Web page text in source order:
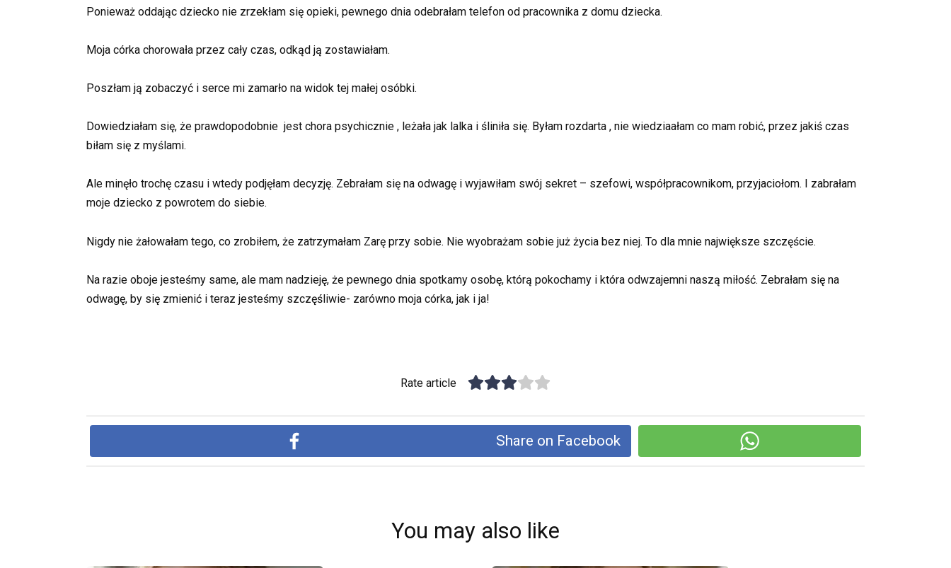
Ponieważ oddając dziecko nie zrzekłam się opieki, pewnego dnia odebrałam telefon od pracownika z domu dziecka.
Moja córka chorowała przez cały czas, odkąd ją zostawiałam.
Poszłam ją zobaczyć i serce mi zamarło na widok tej małej osóbki.
Dowiedziałam się, że prawdopodobnie jest chora psychicznie , leżała jak lalka i śliniła się. Byłam rozdarta , nie wiedziaałam co mam robić, przez jakiś czas
biłam się z myślami.
Ale minęło trochę czasu i wtedy podjęłam decyzję. Zebrałam się na odwagę i wyjawiłam swój sekret – szefowi, współpracownikom, przyjaciołom. I zabrałam
moje dziecko z powrotem do siebie.
Nigdy nie żałowałam tego, co zrobiłem, że zatrzymałam Zarę przy sobie. Nie wyobrażam sobie już życia bez niej. To dla mnie największe szczęście.
Na razie oboje jesteśmy same, ale mam nadzieję, że pewnego dnia spotkamy osobę, którą pokochamy i która odwzajemni naszą miłość. Zebrałam się na
odwagę, by się zmienić i teraz jesteśmy szczęśliwie- zarówno moja córka, jak i ja!
Rate article
Share on Facebook
You may also like